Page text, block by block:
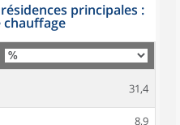
principales :
31,4
8,9